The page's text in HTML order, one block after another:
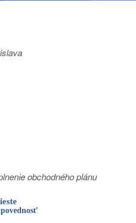
obchodného plánu